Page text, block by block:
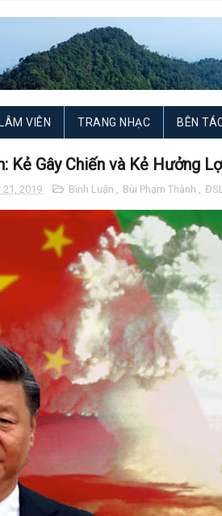
VIÊN TRANG NHẠC BÊN
Kẻ Gây Chiến và Kẻ Hưởng
2019 Bình Luận , Bùi Phạm Thành ,